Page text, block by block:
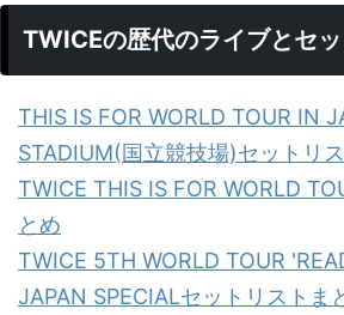
TWICEの歴代のライブとセ
THIS IS FOR WORLD TOUR IN
STADIUM(国立競技場)セットリ
TWICE THIS IS FOR WORLD
とめ
TWICE 5TH WORLD TOUR
JAPAN SPECIALセットリストま